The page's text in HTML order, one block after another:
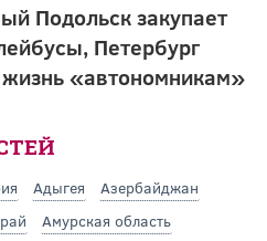
Подольск закупает
Петербург
«автономникам»
Адыгея
Азербайджан
Амурская область